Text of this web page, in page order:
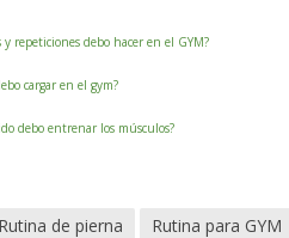
y repeticiones debo hacer en el GYM?
cargar en el gym?
debo entrenar los músculos?
Rutina de pierna Rutina para GYM